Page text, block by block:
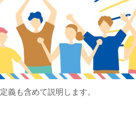
義も含めて説明します。